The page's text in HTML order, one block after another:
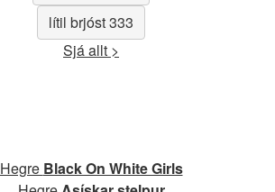
lítil brjóst 333
Sjá allt >
Hegre Black On White Girls